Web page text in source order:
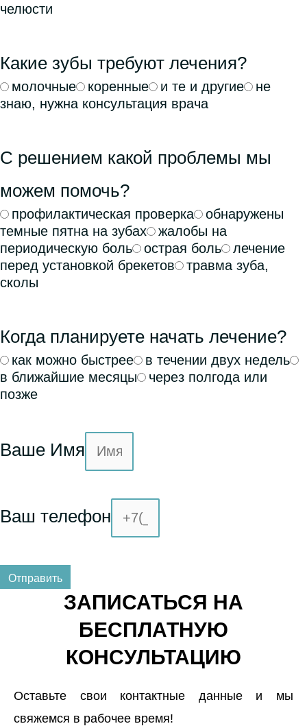
челюсти
Какие зубы требуют лечения?
молочные коренные и те и другие
не
знаю, нужна консультация врача
С решением какой проблемы мы
можем помочь?
профилактическая проверка
обнаружены
темные пятна на зубах
жалобы на
периодическую боль
острая боль
лечение
перед установкой брекетов
травма зуба,
сколы
Когда планируете начать лечение?
как можно быстрее
в течении двух недель
в ближайшие месяцы
через полгода или
позже
Ваше Имя
Ваш телефон
Отправить
ЗАПИСАТЬСЯ НА
БЕСПЛАТНУЮ
КОНСУЛЬТАЦИЮ
Оставьте свои контактные данные и мы
свяжемся в рабочее время!